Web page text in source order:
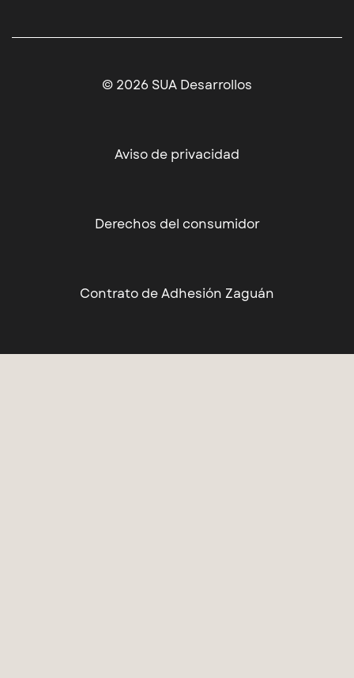
© 2026 SUA Desarrollos
Aviso de privacidad
Derechos del consumidor
Contrato de Adhesión Zaguán